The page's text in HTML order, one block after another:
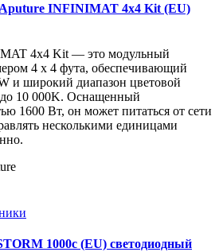
INFINIMAT 4x4 Kit (EU)
4x4 Kit — это модульный
4 x 4 фута, обеспечивающий
и широкий диапазон цветовой
10 000K. Оснащенный
1600 Вт, он может питаться от сети
несколькими единицами
1000c (EU) светодиодный